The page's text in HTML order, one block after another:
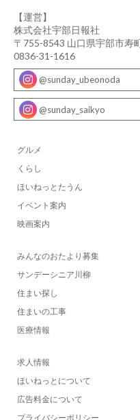
【運営】
株式会社宇部日報社
〒755-8543 山口県宇部市寿
0836-31-1616
@sunday_ubeonoda
@sunday_saikyo
グルメ
くらし
ほいねっとたうん
イベント案内
映画案内
みんなのおたより募集
サンデーシニア川柳
住まい探し
住まいの工事
医療情報
求人情報
ほいねっとについて
広告料金について
プライバシーポリシー